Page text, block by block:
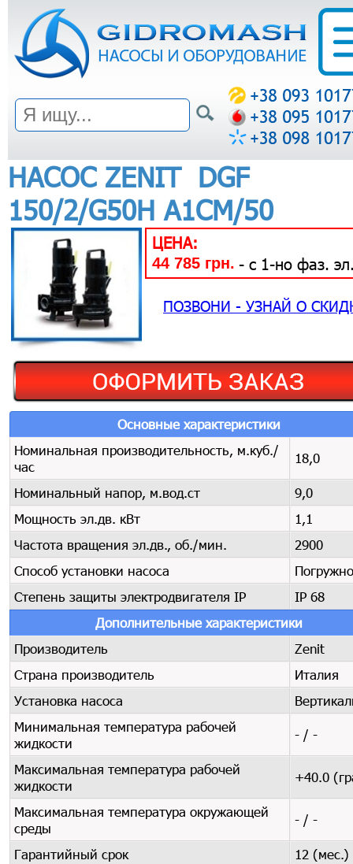
НАСОС ZENIT DGF
150/2/G50H A1CM/50
ЦЕНА:
44 785 грн. - с 1-но фаз.
ПОЗВОНИ - УЗНАЙ О
Основные характеристики
Номинальная производительность, м.куб./
час
18,0
Номинальный напор, м.вод.ст
9,0
Мощность эл.дв. кВт
1,1
Частота вращения эл.дв., об./мин.
2900
Способ установки насоса
Степень защиты электродвигателя IP
IP 68
Дополнительные характеристики
Производитель
Zenit
Страна производитель
Италия
Установка насоса
Минимальная температура рабочей
жидкости
- / -
Максимальная температура рабочей
жидкости
+40.0
Максимальная температура окружающей
среды
- / -
Гарантийный срок 12 (мес.)